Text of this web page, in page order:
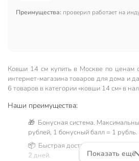
Преимущества: проверил работает на
Ковши 14 см купить в Москве по ценам
интернет-магазина товаров для дома и
6 товаров в категории «ковши 14 см» в
Наши преимущества:
🎁 Бонусная система.
рублей, 1 бонусный балл = 1 рубль.
📦 Быстрая доставка. Самовывоз
2 дней.
Показать ещё